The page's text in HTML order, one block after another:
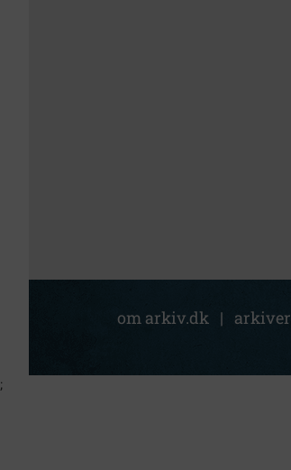
om arkiv.dk | arkiver
;